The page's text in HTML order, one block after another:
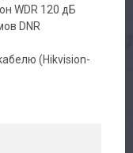
WDR 120 дБ
DNR
(Hikvision-